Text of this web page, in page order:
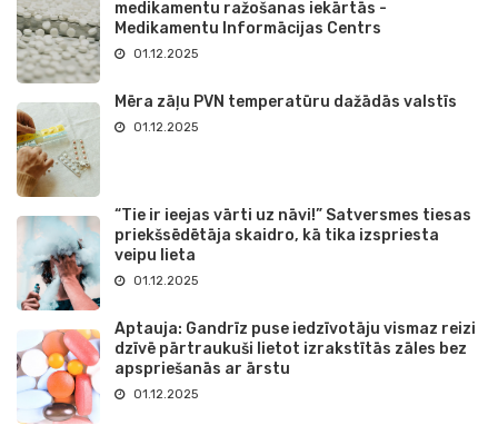
medikamentu ražošanas iekārtās -
Medikamentu Informācijas Centrs
01.12.2025
Mēra zāļu PVN temperatūru dažādās valstīs
01.12.2025
“Tie ir ieejas vārti uz nāvi!” Satversmes tiesas
priekšsēdētāja skaidro, kā tika izspriesta
veipu lieta
01.12.2025
Aptauja: Gandrīz puse iedzīvotāju vismaz reizi
dzīvē pārtraukuši lietot izrakstītās zāles bez
apspriešanās ar ārstu
01.12.2025